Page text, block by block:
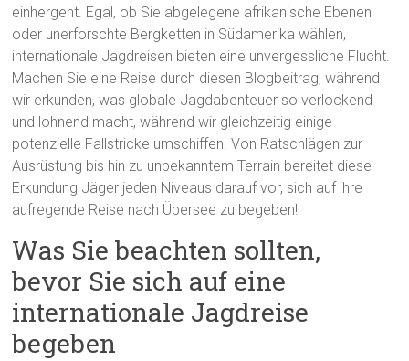
einhergeht. Egal, ob Sie abgelegene afrikanische Ebenen
oder unerforschte Bergketten in Südamerika wählen,
internationale Jagdreisen bieten eine unvergessliche Flucht.
Machen Sie eine Reise durch diesen Blogbeitrag, während
wir erkunden, was globale Jagdabenteuer so verlockend
und lohnend macht, während wir gleichzeitig einige
potenzielle Fallstricke umschiffen. Von Ratschlägen zur
Ausrüstung bis hin zu unbekanntem Terrain bereitet diese
Erkundung Jäger jeden Niveaus darauf vor, sich auf ihre
aufregende Reise nach Übersee zu begeben!
Was Sie beachten sollten,
bevor Sie sich auf eine
internationale Jagdreise
begeben